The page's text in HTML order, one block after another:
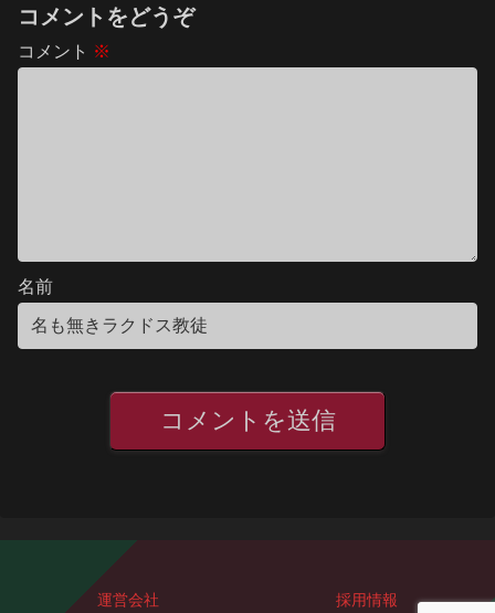
コメントをどうぞ
コメント ※
名前
運営会社 採用情報